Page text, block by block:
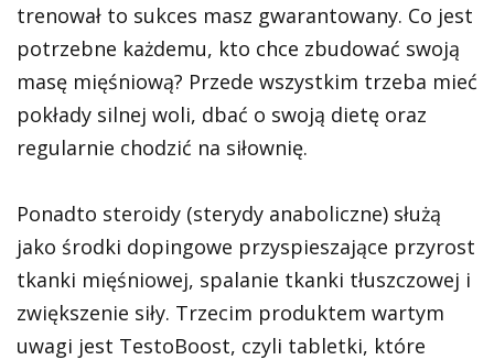
trenował to sukces masz gwarantowany. Co jest
potrzebne każdemu, kto chce zbudować swoją
masę mięśniową? Przede wszystkim trzeba mieć
pokłady silnej woli, dbać o swoją dietę oraz
regularnie chodzić na siłownię.
Ponadto steroidy (sterydy anaboliczne) służą
jako środki dopingowe przyspieszające przyrost
tkanki mięśniowej, spalanie tkanki tłuszczowej i
zwiększenie siły. Trzecim produktem wartym
uwagi jest TestoBoost, czyli tabletki, które